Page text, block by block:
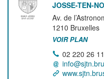
JOSSE-TEN-
Av. de
1210 Bruxelles
VOIR PLAN
02 220 26 11